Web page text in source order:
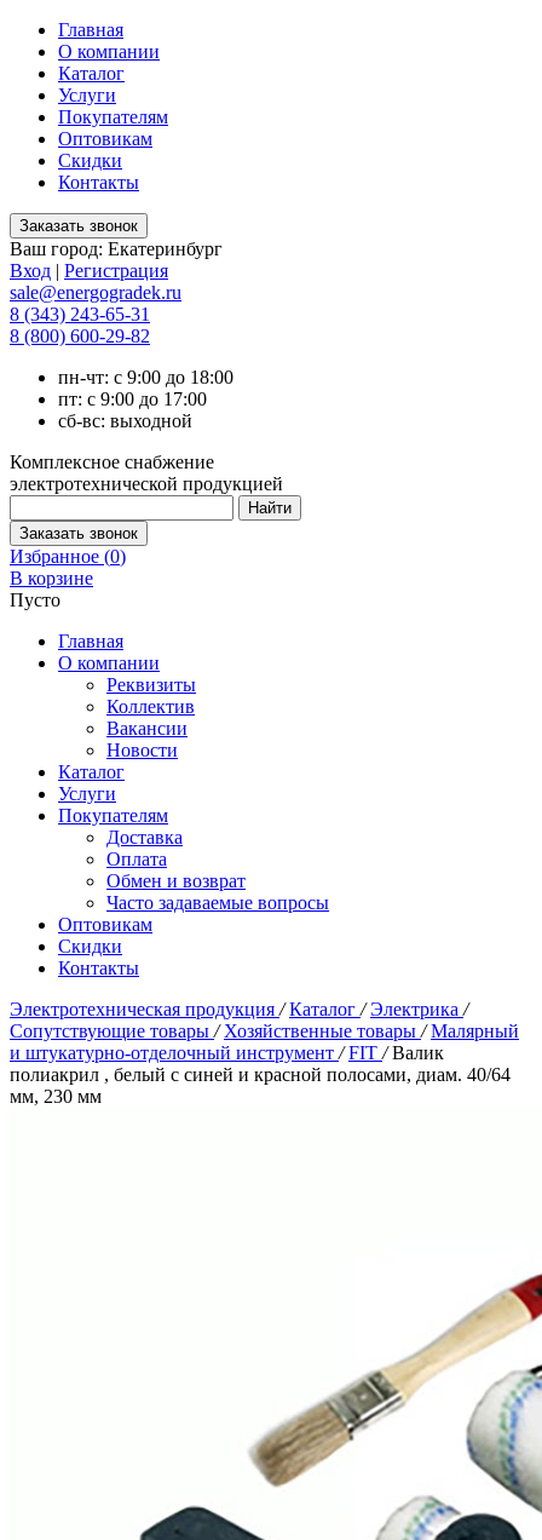
Главная
О компании
Каталог
Услуги
Покупателям
Оптовикам
Скидки
Контакты
Ваш город: Екатеринбург
Вход | Регистрация
sale@energogradek.ru
8 (343) 243-65-31
8 (800) 600-29-82
пн-чт: с 9:00 до 18:00
пт: с 9:00 до 17:00
сб-вс: выходной
Комплексное снабжение
электротехнической продукцией
Избранное (0)
В корзине
Пусто
Главная
О компании
Реквизиты
Коллектив
Вакансии
Новости
Каталог
Услуги
Покупателям
Доставка
Оплата
Обмен и возврат
Часто задаваемые вопросы
Оптовикам
Скидки
Контакты
Электротехническая продукция / Каталог / Электрика /
Сопутствующие товары / Хозяйственные товары / Малярный
и штукатурно-отделочный инструмент / FIT / Валик
полиакрил , белый с синей и красной полосами, диам. 40/64
мм, 230 мм